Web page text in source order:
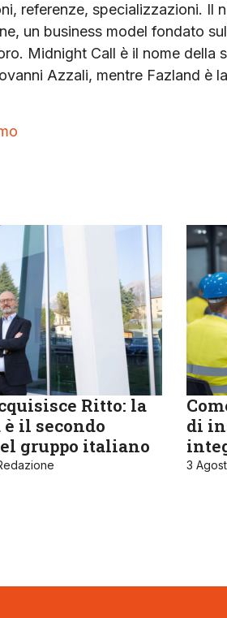
referenze, specializzazioni. Il
un business model fondato
Midnight Call è il nome della
Azzali, mentre Fazland è
Ritto: la
il secondo
gruppo italiano
di
3